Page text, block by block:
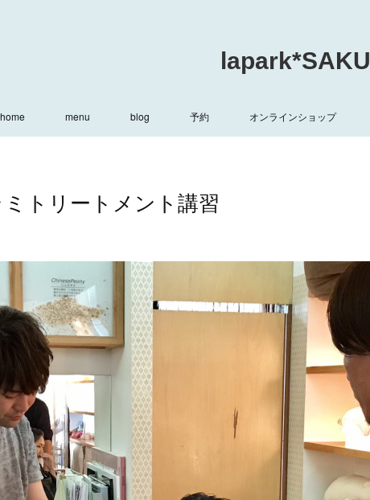
lapark*SAKU
home menu blog 予約 オンラインショップ
トリートメント講習